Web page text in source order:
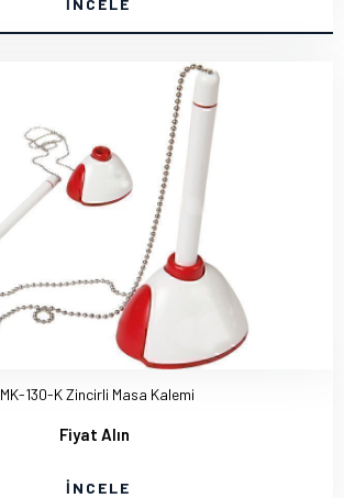
İNCELE
MK-130-K Zincirli Masa Kalemi
Fiyat Alın
İNCELE